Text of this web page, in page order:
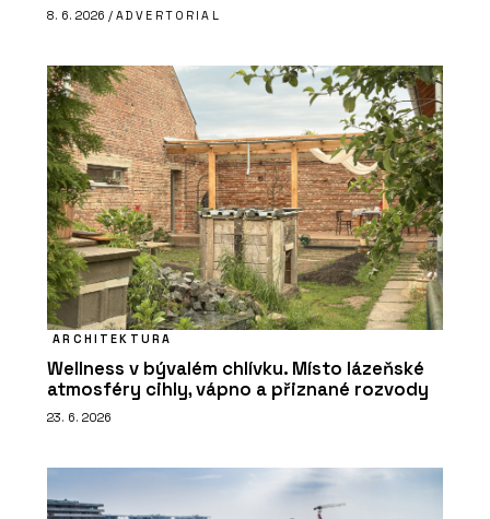
8. 6. 2026 / ADVERTORIAL
ARCHITEKTURA
Wellness v bývalém chlívku. Místo lázeňské
atmosféry cihly, vápno a přiznané rozvody
23. 6. 2026